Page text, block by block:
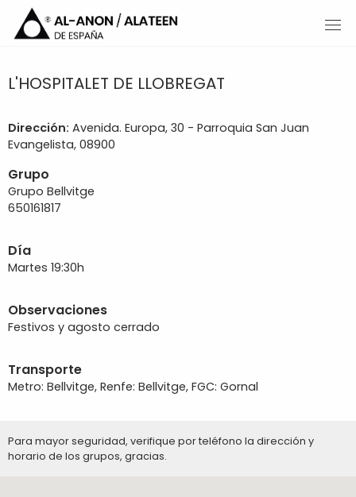
L'HOSPITALET DE LLOBREGAT
Dirección: Avenida. Europa, 30 - Parroquia San Juan
Evangelista, 08900
Grupo
Grupo Bellvitge
650161817
Día
Martes 19:30h
Observaciones
Festivos y agosto cerrado
Transporte
Metro: Bellvitge, Renfe: Bellvitge, FGC: Gornal
Para mayor seguridad, verifique por teléfono la dirección y
horario de los grupos, gracias.